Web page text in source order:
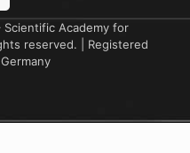
Academy for
reserved. | Registered